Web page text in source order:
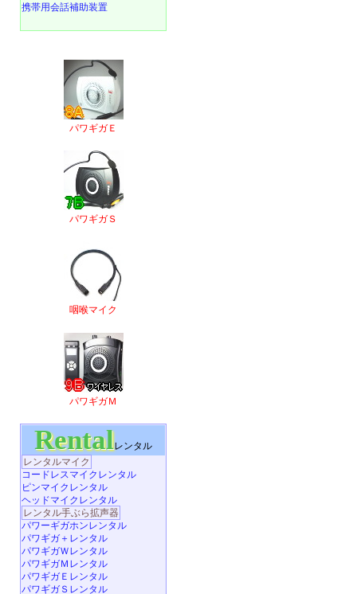
携帯用会話補助装置
パワギガＥ
パワギガＳ
咽喉マイク
パワギガＭ
Rentalレンタル
レンタルマイク
コードレスマイクレンタル
ピンマイクレンタル
ヘッドマイクレンタル
レンタル手ぶら拡声器
パワーギガホンレンタル
パワギガ＋レンタル
パワギガＷレンタル
パワギガＭレンタル
パワギガＥレンタル
パワギガＳレンタル